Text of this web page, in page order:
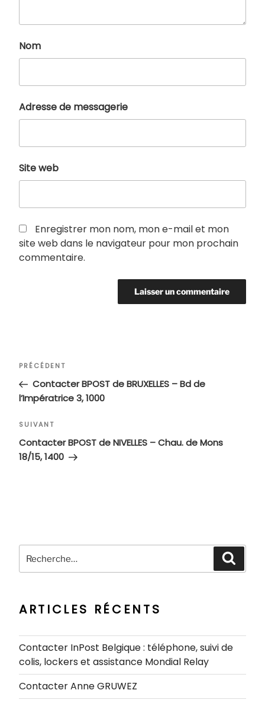
Nom
Adresse de messagerie
Site web
Enregistrer mon nom, mon e-mail et mon
site web dans le navigateur pour mon prochain
commentaire.
Navigation
l’article
Article
précédent
PRÉCÉDENT
Contacter BPOST de BRUXELLES – Bd de
l’Impératrice 3, 1000
Article
suivant
SUIVANT
Contacter BPOST de NIVELLES – Chau. de Mons
18/15, 1400
pour
ARTICLES RÉCENTS
Contacter InPost Belgique : téléphone, suivi de
colis, lockers et assistance Mondial Relay
Contacter Anne GRUWEZ